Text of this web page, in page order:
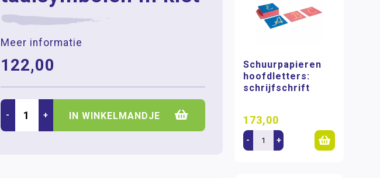
Meer informatie
122,00
- + IN WINKELMANDJE
Schuurpapieren
hoofdletters:
schrijfschrift
173,00
- +